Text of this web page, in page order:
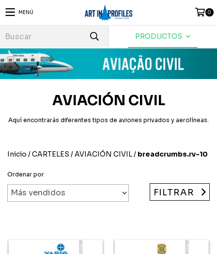
MENÚ 0
PRODUCTOS
AVIACIÓN CIVIL
Aquí encontrarás diferentes tipos de aviones privados y aerolíneas.
Inicio /CARTELES /AVIACIÓN CIVIL / breadcrumbs.rv-10
Ordenar por
FILTRAR